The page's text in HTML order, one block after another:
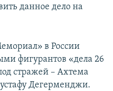
данное дело на
в России
фигурантов «дела 26
стражей – Ахтема
Дегерменджи.